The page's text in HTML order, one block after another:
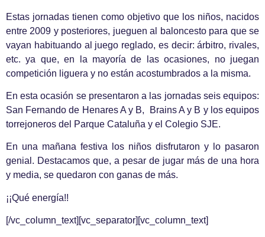
Estas jornadas tienen como objetivo que los niños, nacidos
entre 2009 y posteriores, jueguen al baloncesto para que se
vayan habituando al juego reglado, es decir: árbitro, rivales,
etc. ya que, en la mayoría de las ocasiones, no juegan
competición liguera y no están acostumbrados a la misma.
En esta ocasión se presentaron a las jornadas seis equipos:
San Fernando de Henares A y B, Brains A y B y los equipos
torrejoneros del Parque Cataluña y el Colegio SJE.
En una mañana festiva los niños disfrutaron y lo pasaron
genial. Destacamos que, a pesar de jugar más de una hora
y media, se quedaron con ganas de más.
¡¡Qué energía!!
[/vc_column_text][vc_separator][vc_column_text]